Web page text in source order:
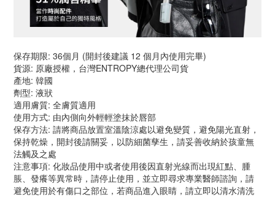
保存期限: 36個月 (開封後建議 12 個月內使用完畢)
貨源: 原廠授權，台灣ENTROPY總代理公司貨
產地: 韓國
劑型: 液狀
適用膚質: 全膚質適用
使用方式: 由內側向外輕輕塗抹於唇部
保存方法: 請將商品放置室溫陰涼處以避免變質，避免陽光直射，
保持乾燥，開封後請關妥，以防細菌孳生，請妥善收納於孩童無
法觸及之處
注意事項: 化妝品使用中或者使用後因直射光線而出現紅點、腫
脹、發癢等異常時，請停止使用，並立即尋求專業醫師諮詢，請
避免使用於有傷口之部位，若商品進入眼睛，請立即以清水清洗